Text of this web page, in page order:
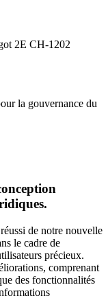
2E CH-1202
la gouvernance du
de notre nouvelle
le cadre de
précieux.
comprenant
des fonctionnalités